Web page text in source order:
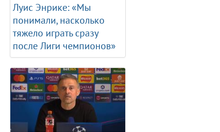
Луис Энрике: «Мы
понимали, насколько
тяжело играть сразу
после Лиги чемпионов»